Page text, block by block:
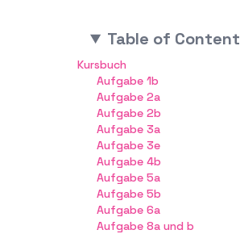
Table of Content
Kursbuch
Aufgabe 1b
Aufgabe 2a
Aufgabe 2b
Aufgabe 3a
Aufgabe 3e
Aufgabe 4b
Aufgabe 5a
Aufgabe 5b
Aufgabe 6a
Aufgabe 8a und b